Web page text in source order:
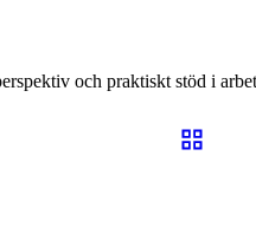
och praktiskt stöd i